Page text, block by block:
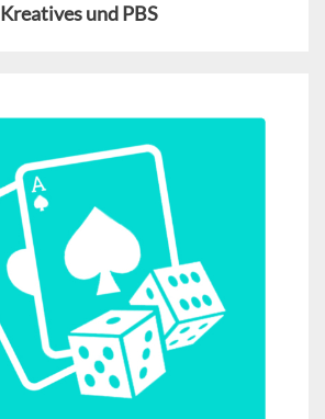
Kreatives und PBS